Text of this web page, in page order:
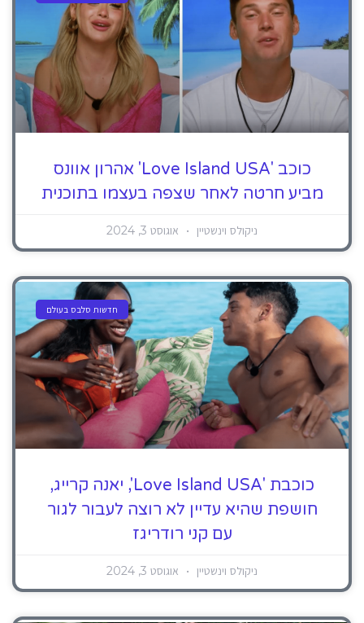
כוכב 'Love Island USA' אהרון אוונס
מביע חרטה לאחר שצפה בעצמו בתוכנית
ניקולס וינשטיין אוגוסט 3, 2024
חדשות סלבס בעולם
כוכבת 'Love Island USA', יאנה קרייג,
חושפת שהיא עדיין לא רוצה לעבור לגור
עם קני רודריגז
ניקולס וינשטיין אוגוסט 3, 2024